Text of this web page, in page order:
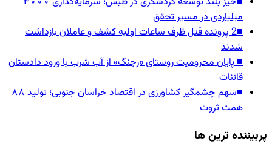
میلیاردی در مسیر تحقق
■ 2 پرونده قتل ظرف ساعات اولیه کشف و عاملان بازداشت
شدند
■پایان محرومیت روستای «رجنگ» از آب شرب با ورود دادستان
قائنات
■
سهم چشمگیر کشاورزی در اقتصاد خراسان جنوبی؛ تولید ۸۸
همت ثروت
پربیننده ترین ها